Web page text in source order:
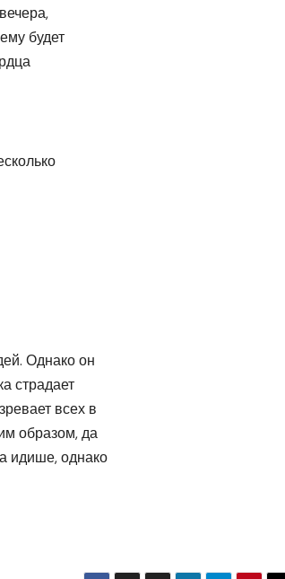
будет
Однако он
страдает
всех в
образом, да
идише, однако